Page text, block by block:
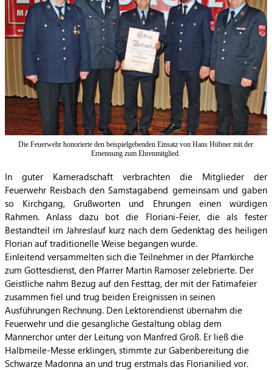
Die Feuerwehr honorierte den beispielgebenden Einsatz von Hans Hübner mit der
Ernennung zum Ehrenmitglied.
In guter Kameradschaft verbrachten die Mitglieder der
Feuerwehr Reisbach den Samstagabend gemeinsam und gaben
so Kirchgang, Grußworten und Ehrungen einen würdigen
Rahmen. Anlass dazu bot die Floriani-Feier, die als fester
Bestandteil im Jahreslauf kurz nach dem Gedenktag des heiligen
Florian auf traditionelle Weise begangen wurde.
Einleitend versammelten sich die Teilnehmer in der Pfarrkirche
zum Gottesdienst, den Pfarrer Martin Ramoser zelebrierte. Der
Geistliche nahm Bezug auf den Festtag, der mit der Fatimafeier
zusammen fiel und trug beiden Ereignissen in seinen
Ausführungen Rechnung. Den Lektorendienst übernahm die
Feuerwehr und die gesangliche Gestaltung oblag dem
Männerchor unter der Leitung von Manfred Groß. Er ließ die
Halbmeile-Messe erklingen, stimmte zur Gabenbereitung die
Schwarze Madonna an und trug erstmals das Florianilied vor.